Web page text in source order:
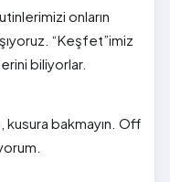
onların
“Keşfet”imiz
biliyorlar.
kusura bakmayın. Off